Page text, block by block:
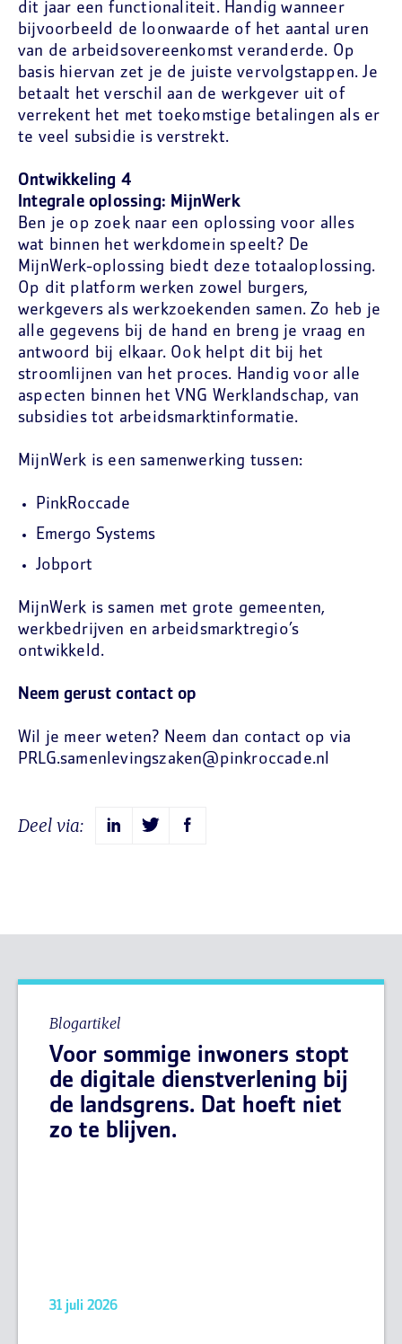
dit jaar een functionaliteit. Handig wanneer
bijvoorbeeld de loonwaarde of het aantal uren
van de arbeidsovereenkomst veranderde. Op
basis hiervan zet je de juiste vervolgstappen. Je
betaalt het verschil aan de werkgever uit of
verrekent het met toekomstige betalingen als er
te veel subsidie is verstrekt.
Ontwikkeling 4
Integrale oplossing: MijnWerk
Ben je op zoek naar een oplossing voor alles
wat binnen het werkdomein speelt? De
MijnWerk-oplossing biedt deze totaaloplossing.
Op dit platform werken zowel burgers,
werkgevers als werkzoekenden samen. Zo heb je
alle gegevens bij de hand en breng je vraag en
antwoord bij elkaar. Ook helpt dit bij het
stroomlijnen van het proces. Handig voor alle
aspecten binnen het VNG Werklandschap, van
subsidies tot arbeidsmarktinformatie.
MijnWerk is een samenwerking tussen:
PinkRoccade
Emergo Systems
Jobport
MijnWerk is samen met grote gemeenten,
werkbedrijven en arbeidsmarktregio’s
ontwikkeld.
Neem gerust contact op
Wil je meer weten? Neem dan contact op via
PRLG.samenlevingszaken@pinkroccade.nl
Deel via:
Blogartikel
Voor sommige inwoners stopt
de digitale dienstverlening bij
de landsgrens. Dat hoeft niet
zo te blijven.
31 juli 2026